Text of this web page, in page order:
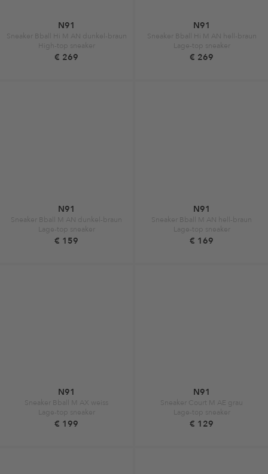
N91
Sneaker Bball Hi M AN dunkel-braun
High-top sneaker
€ 269
N91
Sneaker Bball Hi M AN hell-braun
Lage-top sneaker
€ 269
N91
Sneaker Bball M AN dunkel-braun
Lage-top sneaker
€ 159
N91
Sneaker Bball M AN hell-braun
Lage-top sneaker
€ 169
N91
Sneaker Bball M AX weiss
Lage-top sneaker
€ 199
N91
Sneaker Court M AE grau
Lage-top sneaker
€ 129